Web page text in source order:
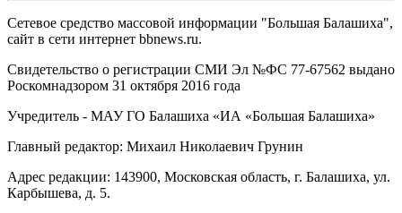
Сетевое средство массовой информации "Большая Балашиха",
сайт в сети интернет bbnews.ru.
Свидетельство о регистрации СМИ Эл №ФС ‎77-67562 выдано
Роскомнадзором 31 октября 2016 года
Учредитель - МАУ ГО Балашиха «ИА «Большая Балашиха»
Главный редактор: Михаил Николаевич Грунин
Адрес редакции: 143900, Московская область, г. Балашиха, ул.
Карбышева, д. 5.